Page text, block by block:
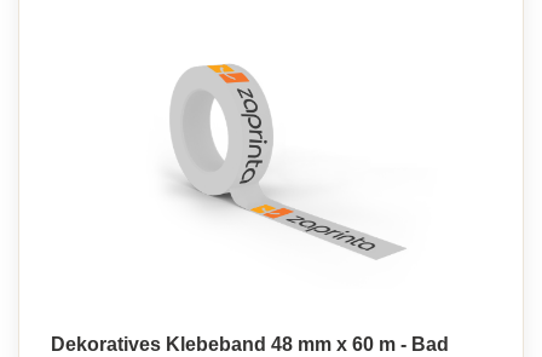
Dekoratives Klebeband 48 mm x 60 m - Bad